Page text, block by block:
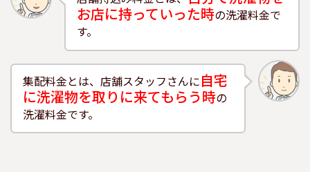
お店に持っていった時の洗濯料金で
す。
集配料金とは、店舗スタッフさんに自宅
に洗濯物を取りに来てもらう時の
洗濯料金です。